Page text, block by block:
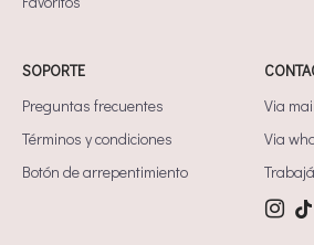
SOPORTE
Preguntas frecuentes
Términos y condiciones
Botón de arrepentimiento
Via mail
Via